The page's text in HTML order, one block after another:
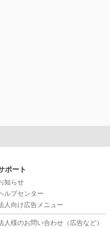
ポート
知らせ
ルプセンター
人向け広告メニュー
人様のお問い合わせ（広告など）